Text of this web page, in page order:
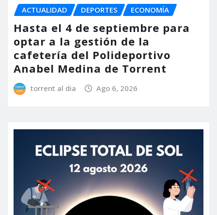
ACTUALIDAD DEPORTES ECONOMÍA
Hasta el 4 de septiembre para
optar a la gestión de la
cafetería del Polideportivo
Anabel Medina de Torrent
torrent al dia Ago 6, 2026